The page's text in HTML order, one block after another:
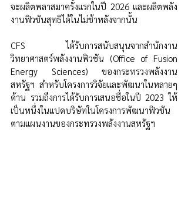
จะผลิตพลาสมาครั้งแรกในปี 2026 และผลิตพลัง
งานฟิวชันสุทธิได้ในไม่ช้าหลังจากนั้น
CFS ได้รับการสนับสนุนจากสำนักงาน
วิทยาศาสตร์พลังงานฟิวชัน (Office of Fusion
Energy Sciences) ของกระทรวงพลังงาน
สหรัฐฯ สำหรับโครงการวิจัยและพัฒนาในหลายๆ
ด้าน รวมถึงการได้รับการเสนอชื่อในปี 2023 ให้
เป็นหนึ่งในแปดบริษัทในโครงการพัฒนาฟิวชัน
ตามแผนงานของกระทรวงพลังงานสหรัฐฯ